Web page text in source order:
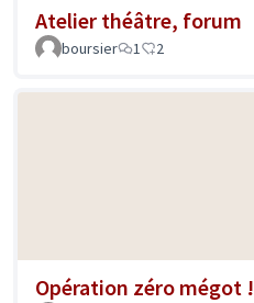
Atelier théâtre, forum
boursier
1 2
Opération zéro mégot !